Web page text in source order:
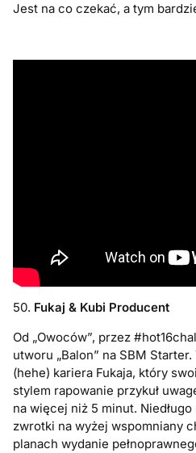
Jest na co czekać, a tym
50. Fukaj & Kubi Producent
Od „Owoców”, przez
utworu „Balon” na SBM
(hehe) kariera Fukaja, który
stylem rapowanie przykuł
na więcej niż 5 minut.
zwrotki na wyżej wspomniany
planach wydanie